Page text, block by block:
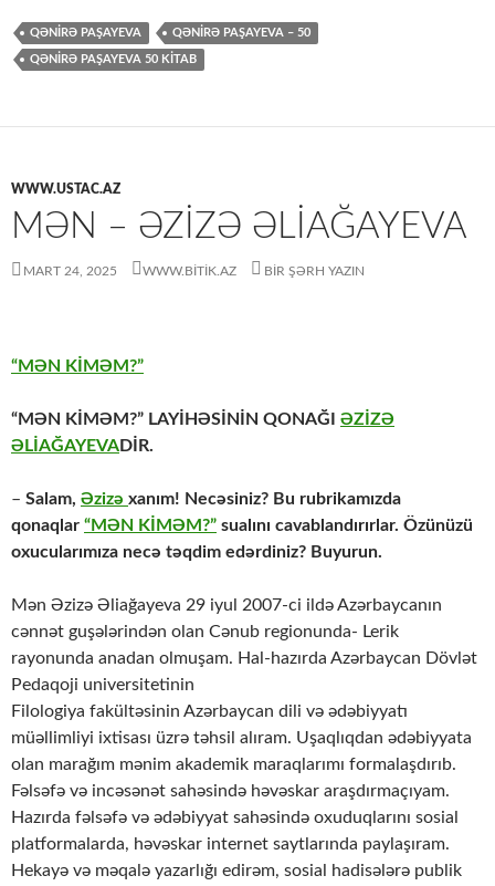
QƏNIRƏ PAŞAYEVA QƏNIRƏ PAŞAYEVA – 50
QƏNIRƏ PAŞAYEVA 50 KITAB
WWW.USTAC.AZ
MƏN – ƏZIZƏ ƏLIAĞAYEVA
MART 24, 2025 WWW.BITIK.AZ BIR ŞƏRH YAZIN
“MƏN KİMƏM?”
“MƏN KİMƏM?” LAYİHƏSİNİN QONAĞI
ƏZİZƏ
ƏLİAĞAYEVADİR.
– Salam, Əzizə xanım! Necəsiniz? Bu rubrikamızda
qonaqlar “MƏN KİMƏM?” sualını cavablandırırlar. Özünüzü
oxucularımıza necə təqdim edərdiniz? Buyurun.
Mən Əzizə Əliağayeva 29 iyul 2007-ci ildə Azərbaycanın
cənnət guşələrindən olan Cənub regionunda- Lerik
rayonunda anadan olmuşam. Hal-hazırda Azərbaycan Dövlət
Pedaqoji universitetinin
Filologiya fakültəsinin Azərbaycan dili və ədəbiyyatı
müəllimliyi ixtisası üzrə təhsil alıram. Uşaqlıqdan ədəbiyyata
olan marağım mənim akademik maraqlarımı formalaşdırıb.
Fəlsəfə və incəsənət sahəsində həvəskar araşdırmaçıyam.
Hazırda fəlsəfə və ədəbiyyat sahəsində oxuduqlarını sosial
platformalarda, həvəskar internet saytlarında paylaşıram.
Hekayə və məqalə yazarlığı edirəm, sosial hadisələrə publik